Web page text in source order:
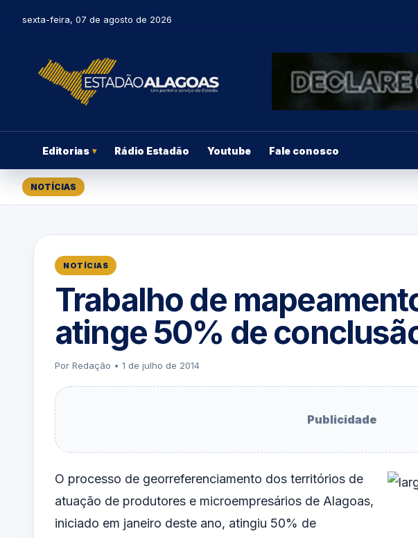
sexta-feira, 07 de agosto de 2026
Editorias ▾ Rádio Estadão Youtube Fale conosco
NOTÍCIAS
NOTÍCIAS
Trabalho de
atinge 50% de
Por Redação • 1 de julho de 2014
Publicidade
O processo de georreferenciamento dos territórios de
atuação de produtores e microempresários de Alagoas,
iniciado em janeiro deste ano, atingiu 50% de